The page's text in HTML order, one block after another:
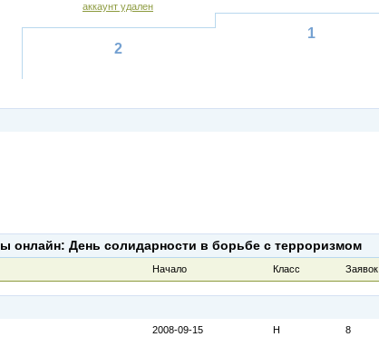
аккаунт удален
2
1
онлайн: День солидарности в борьбе с терроризмом
Начало Класс Заявок
2008-09-15 H 8